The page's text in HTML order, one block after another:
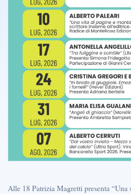
Alle 18 Patrizia Magretti presenta “Una